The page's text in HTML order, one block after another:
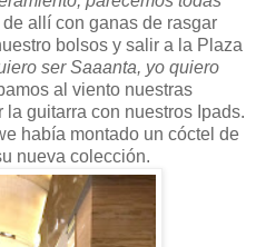
de allí con ganas de rasgar
bolsos y salir a la Plaza
ser Saaanta, yo quiero
al viento nuestras
guitarra con nuestros Ipads.
había montado un cóctel de
nueva colección.